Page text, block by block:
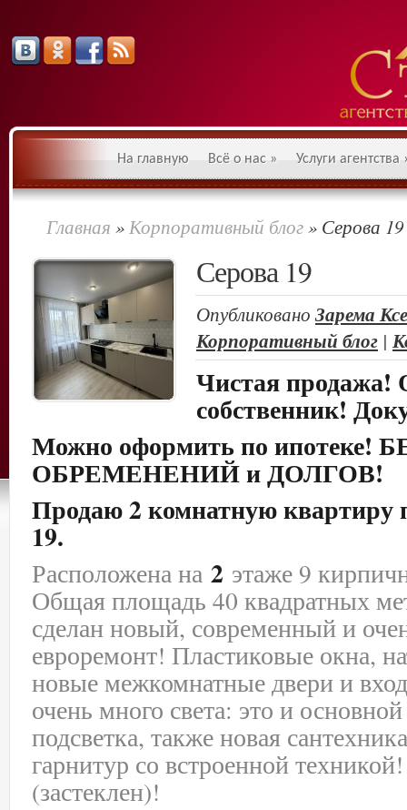
На главную Всё о нас » Услуги агентства
Главная »Корпоративный блог» Серова 19
Серова 19
Опубликовано Зарема
Корпоративный блог |
Чистая продажа!
собственник!
Можно оформить по ипотеке!
ОБРЕМЕНЕНИЙ и ДОЛГОВ!
Продаю 2 комнатную квартиру
19.
Расположена на 2 этаже 9
Общая площадь 40 квадратных
сделан новый, современный и
евроремонт! Пластиковые окна,
новые межкомнатные двери и
очень много света: это и
подсветка, также новая
гарнитур со встроенной
(застеклен)!